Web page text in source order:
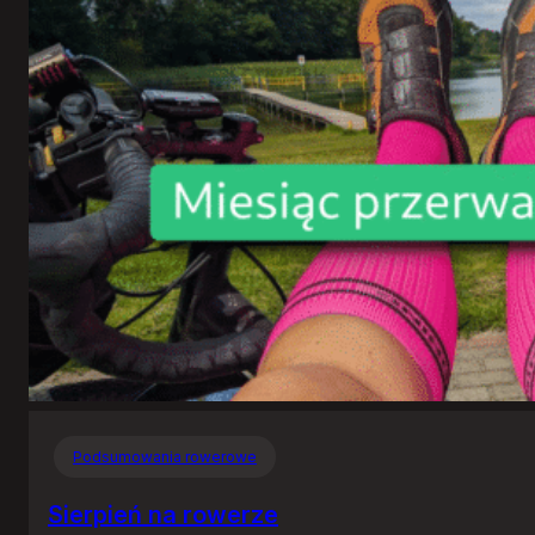
Podsumowania rowerowe
Sierpień na rowerze